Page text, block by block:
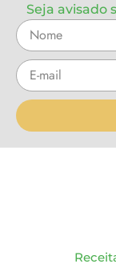
Seja avisado